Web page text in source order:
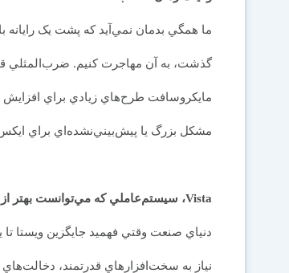
گذشت، به آن مهاجرت كنيم. ضرب‌المثلي
مايکروسافت طرح‌هاي زيادي براي
مشکل بزرگ يا پيش‌بيني‌نشده‌اي براي
Vista، سيستم‌عاملي كه مي‌توانست بهتر از اين باشد
دنياي صنعت وقتي فهميد جايگزين ويستا